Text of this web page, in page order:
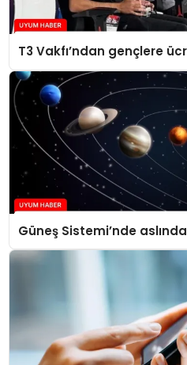
T3 Vakfı’ndan gençlere
Güneş Sistemi’nde